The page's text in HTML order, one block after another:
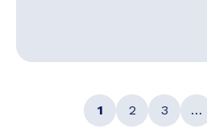
1 2 3 …